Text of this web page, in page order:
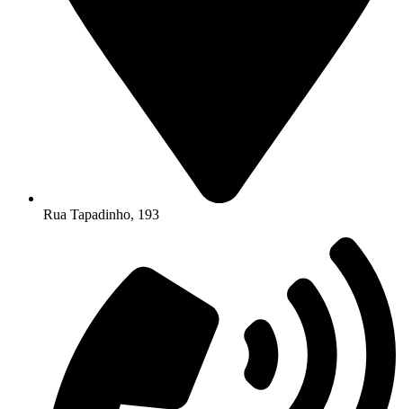
Rua Tapadinho, 193